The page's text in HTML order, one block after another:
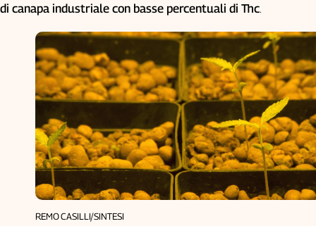
di canapa industriale con basse percentuali di Thc.
REMO CASILLI/SINTESI